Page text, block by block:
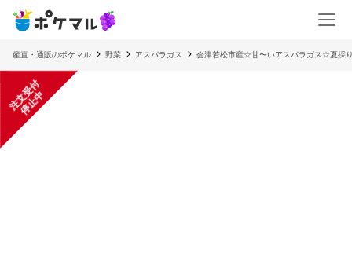
産直・通販のポケマル 野菜 アスパラガス 会津若松市産☆甘〜いアスパラガス☆夏採
注
文
受
付
停
止
中